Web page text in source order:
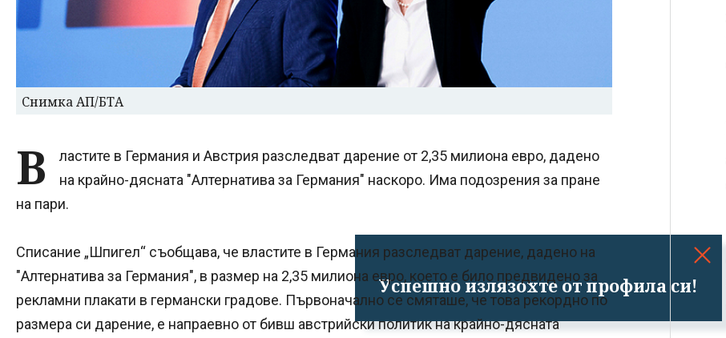
Успешно излязохте от профила си!
Снимка АП/БТА
В
ластите в Германия и Австрия разследват дарение от 2,35 милиона евро, дадено
на крайно-дясната "Алтернатива за Германия" наскоро. Има подозрения за пране
на пари.
Списание „Шпигел“ съобщава, че властите в Германия разследват дарение, дадено на
"Алтернатива за Германия", в размер на 2,35 милиона евро, което е било предвидено за
рекламни плакати в германски градове. Първоначално се смяташе, че това рекордно по
размера си дарение, е напраевно от бивш австрийски политик на крайно-дясната